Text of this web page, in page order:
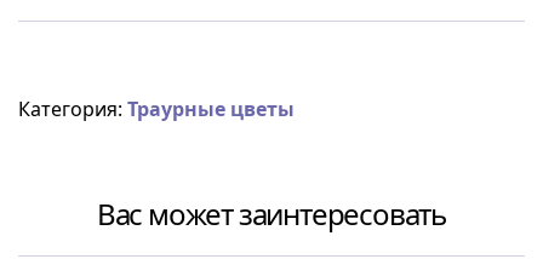
Категория: Траурные цветы
Вас может заинтересовать